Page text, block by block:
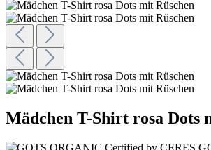
Mädchen T-Shirt rosa Dots